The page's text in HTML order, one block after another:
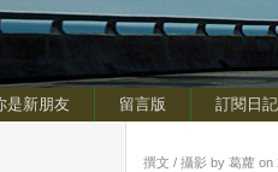
是新朋友 留言版 訂閱日記
撰文 / 攝影 by 葛蘿 on